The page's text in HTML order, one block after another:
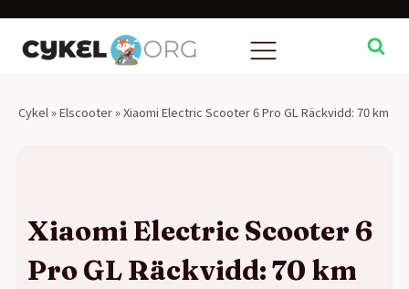
Cykel »Elscooter»Xiaomi Electric Scooter 6 Pro GL Räckvidd: 70 km
Xiaomi Electric Scooter 6
Pro GL Räckvidd: 70 km